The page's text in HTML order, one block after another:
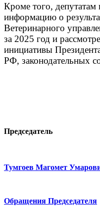
Кроме того, депутатам
информацию о
Ветеринарного
за 2025 год и
инициативы
РФ, законодательных
Председатель
Тумгоев Магомет
Обращения Председателя